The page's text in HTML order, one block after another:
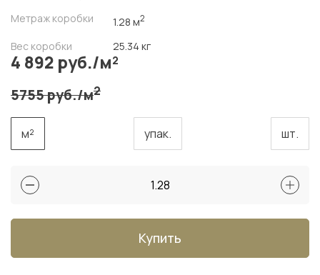
Метраж коробки
1.28 м2
Вес коробки 25.34 кг
4 892 руб./м²
5755 руб./м2
м² упак. шт.
Купить